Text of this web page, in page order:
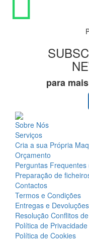
para
Sobre Nós
Serviços
Cria a sua Própria
Orçamento
Perguntas Frequentes
Preparação de
Contactos
Termos e Condições
Entregas e Devoluções
Resolução Conflitos
Política de Privacidade
Política de Cookies